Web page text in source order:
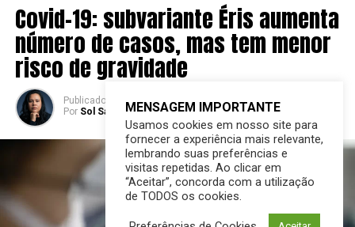
Covid-19: subvariante Éris aumenta
número de casos, mas tem menor
risco de gravidade
Publicado 3 anos atrás em 04/09/2023
Por Sol Santandher/ Cesar ferreira
MENSAGEM IMPORTANTE
Usamos cookies em nosso site para
fornecer a experiência mais relevante,
lembrando suas preferências e
visitas repetidas. Ao clicar em
“Aceitar”, concorda com a utilização
de TODOS os cookies.